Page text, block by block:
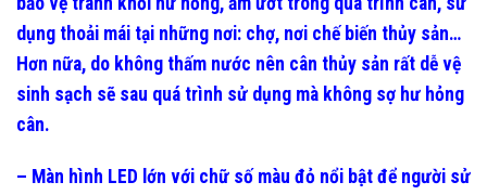
dụng thoải mái tại những nơi: chợ, nơi chế biến thủy sản…
Hơn nữa, do không thấm nước nên cân thủy sản rất dễ vệ
sinh sạch sẽ sau quá trình sử dụng mà không sợ hư hỏng
cân.
– Màn hình LED lớn với chữ số màu đỏ nổi bật để người sử